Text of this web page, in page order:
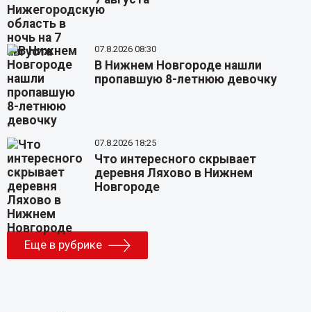
07.8.2026 08:30
В Нижнем Новгороде нашли
пропавшую 8-летнюю девочку
07.8.2026 18:25
Что интересного скрывает
деревня Ляхово в Нижнем
Новгороде
Еще в рубрике